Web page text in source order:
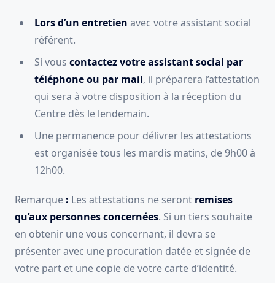
Lors d’un entretien avec votre assistant social
référent.
Si vous contactez votre assistant social par
téléphone ou par mail, il préparera l’attestation
qui sera à votre disposition à la réception du
Centre dès le lendemain.
Une permanence pour délivrer les attestations
est organisée tous les mardis matins, de 9h00 à
12h00.
Remarque : Les attestations ne seront remises
qu’aux personnes concernées. Si un tiers souhaite
en obtenir une vous concernant, il devra se
présenter avec une procuration datée et signée de
votre part et une copie de votre carte d’identité.